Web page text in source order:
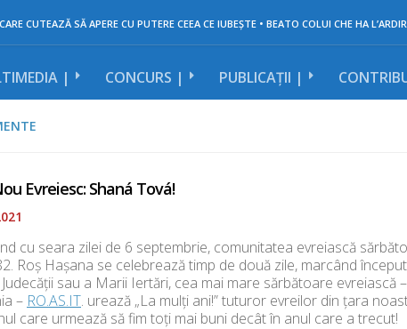
CUTEAZĂ SĂ APERE CU PUTERE CEEA CE IUBEȘTE • BEATO COLUI CHE HA
| CONCURS | PUBLICAȚII |
Evreiesc: Shaná Tová!
cu seara zilei de 6 septembrie, comunitatea evreiască
Roș Hașana se celebrează timp de două zile, marcând
sau a Marii Iertări, cea mai mare sărbătoare evreiască
– RO.AS.IT. urează „La mulți ani!” tuturor evreilor din țara
care urmează să fim toți mai buni decât în anul care a trecut!